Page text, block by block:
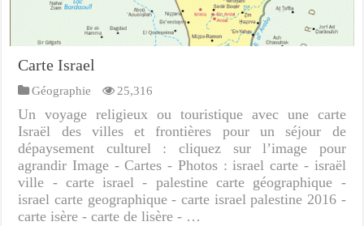
Carte Israel
Géographie 25,316
Un voyage religieux ou touristique avec une carte
Israël des villes et frontières pour un séjour de
dépaysement culturel : cliquez sur l’image pour
agrandir Image - Cartes - Photos : israel carte - israël
ville - carte israel - palestine carte géographique -
israel carte geographique - carte israel palestine 2016 -
carte isère - carte de lisère - …